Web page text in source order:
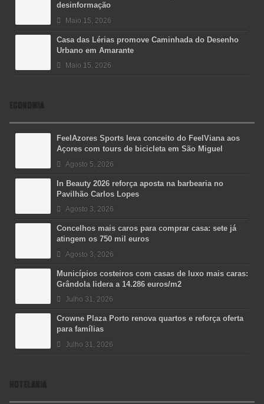
desinformação
Maio 15, 2026
Casa das Lérias promove Caminhada do Desenho
Urbano em Amarante
Maio 15, 2026
ECONOMIA
FeelAzores Sports leva conceito do FeelViana aos
Açores com tours de bicicleta em São Miguel
Agosto 5, 2026
In Beauty 2026 reforça aposta na barbearia no
Pavilhão Carlos Lopes
Agosto 3, 2026
Concelhos mais caros para comprar casa: sete já
atingem os 750 mil euros
Agosto 3, 2026
Municípios costeiros com casas de luxo mais caras:
Grândola lidera a 14.286 euros/m2
Julho 31, 2026
Crowne Plaza Porto renova quartos e reforça oferta
para famílias
Julho 31, 2026
HOTELARIA